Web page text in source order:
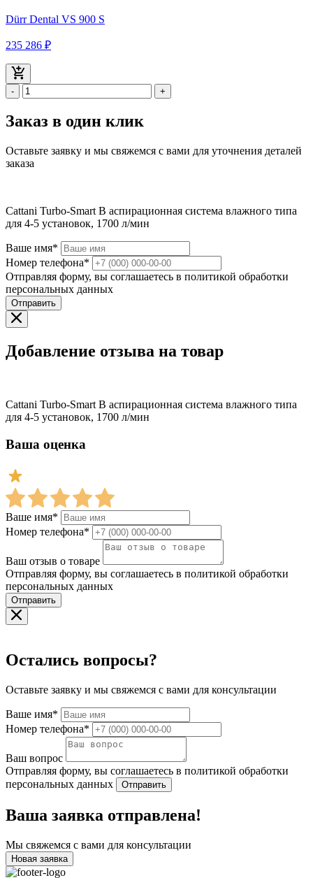
Dürr Dental VS 900 S
235 286 ₽
- +
Заказ в один клик
Оставьте заявку и мы свяжемся с вами для уточнения деталей
заказа
Cattani Turbo-Smart В аспирационная система влажного типа
для 4-5 установок, 1700 л/мин
Ваше имя*
Номер телефона*
Отправляя форму, вы соглашаетесь в политикой обработки
персональных данных
Отправить
Добавление отзыва на товар
Cattani Turbo-Smart В аспирационная система влажного типа
для 4-5 установок, 1700 л/мин
Ваша оценка
Ваше имя*
Номер телефона*
Ваш отзыв о товаре
Отправляя форму, вы соглашаетесь в политикой обработки
персональных данных
Отправить
Остались вопросы?
Оставьте заявку и мы свяжемся с вами для консультации
Ваше имя*
Номер телефона*
Ваш вопрос
Отправляя форму, вы соглашаетесь в политикой обработки
персональных данных
Отправить
Ваша заявка отправлена!
Мы свяжемся с вами для консультации
Новая заявка